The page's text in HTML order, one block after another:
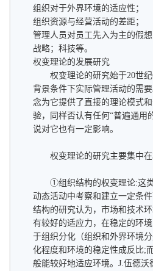
组织对于外界环境的适应性；
组织资源与经营活动的差距；
管理人员对员工先入为主的假想
战略；科技等。
权变理论的发展研究
权变理论的研究始于20世纪
背景条件下实际管理活动的需
念为它提供了直接的理论模式
验，同样否认有任何“普遍通用
说对它也有一定影响。
权变理论的研究主要集中在3
①组织结构的权变理论:这类
动态活动中考察和建立一定条
结构的研究认为，市场和技术
有较好的适应力，在稳定的环
于组织分化（组织和外界环境
化程度和环境的稳定性成反比;
般能较好地适应环境。J.伍德